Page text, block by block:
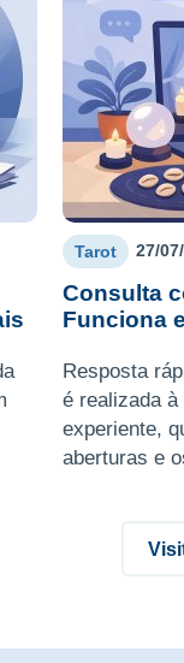
Tarot 27/
Consulta
Funciona
Resposta
é realizada
experiente,
aberturas e